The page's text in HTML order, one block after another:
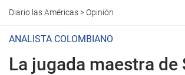
Diario las Américas>Opinión
ANALISTA COLOMBIANO
La jugada maestra de